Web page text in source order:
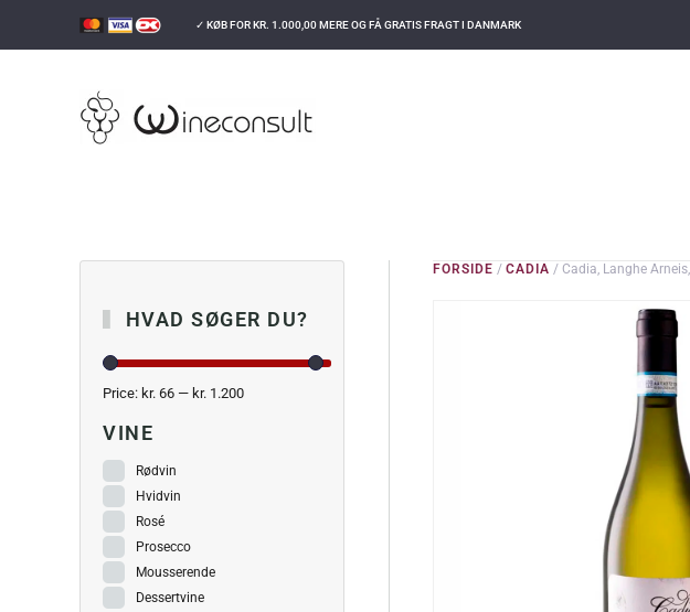
✓ KØB FORKR. 1.000,00MERE OG FÅ GRATIS FRAGT I DANMARK
FORSIDE / CADIA / Cadia, Langhe
HVAD SØGER DU?
Price: kr. 66 — kr. 1.200
VINE
Rødvin
Hvidvin
Rosé
Prosecco
Mousserende
Dessertvine